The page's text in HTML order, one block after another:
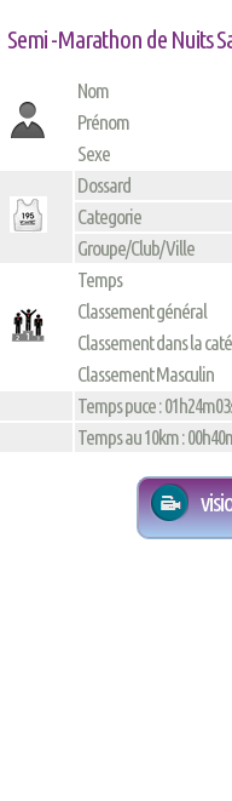
Semi -Marathon de Nuits
Nom
Prénom
Sexe
Dossard
Categorie
Groupe/Club/Ville
Temps
Classement général
Classement dans la
Classement Masculin
Temps puce :
Temps au 10km :